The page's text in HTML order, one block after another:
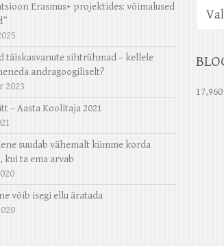
Erasmus+ projektides: võimalused
täiskasvanute sihtrühmad – kellele
andragoogiliselt?
2023
– Aasta Koolitaja 2021
suudab vähemalt kümme korda
kui ta ema arvab
võib isegi ellu äratada
17,960